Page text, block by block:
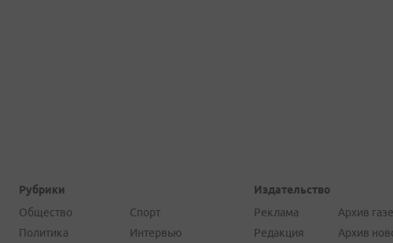
Рубрики
Общество
Политика
Спорт
Интервью
Издательство
Реклама
Редакция
Архив
Архив